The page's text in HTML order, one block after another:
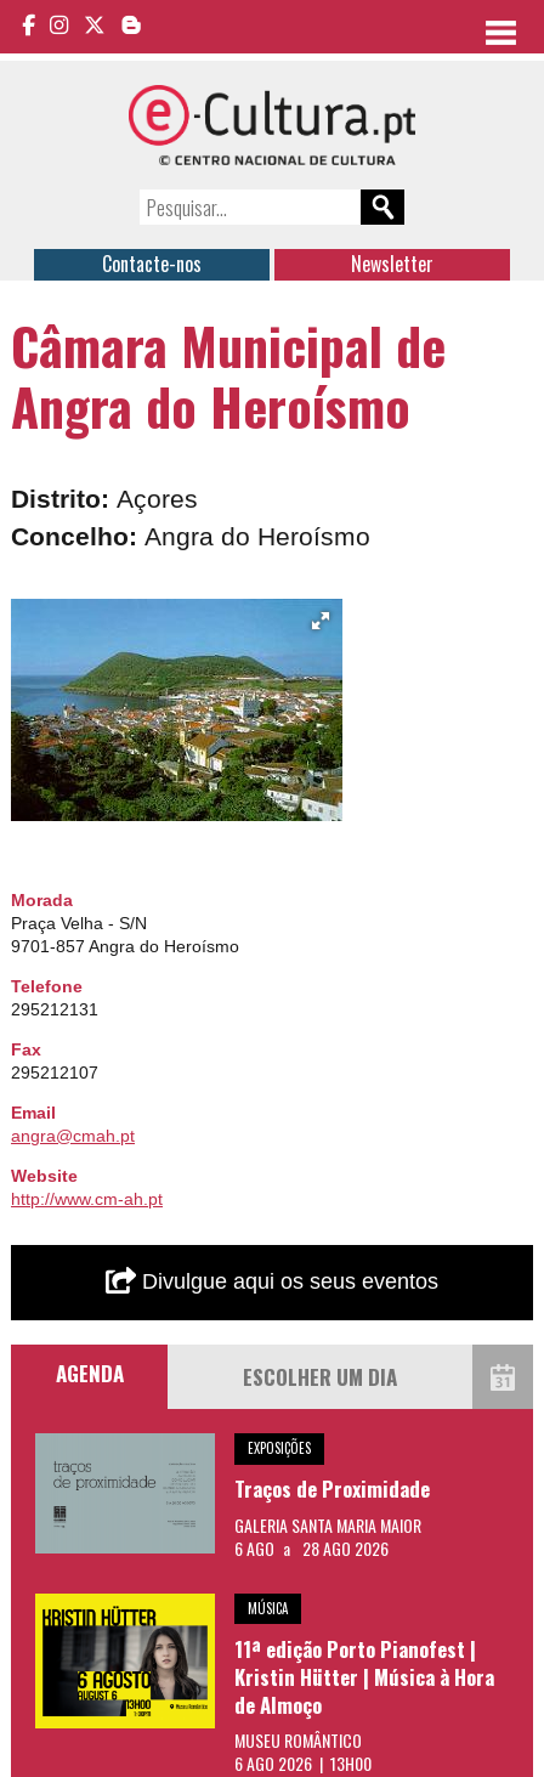
Contacte-nos Newsletter
Câmara Municipal de
Angra do Heroísmo
Distrito:Açores
Concelho:Angra do Heroísmo
Morada
Praça Velha - S/N
9701-857 Angra do Heroísmo
Telefone
295212131
Fax
295212107
Email
angra@cmah.pt
Website
http://www.cm-ah.pt
Divulgue aqui os seus eventos
AGENDA
EXPOSIÇÕES
Traços de Proximidade
GALERIA SANTA MARIA MAIOR
6 AGO a 28 AGO 2026
MÚSICA
11ª edição Porto Pianofest |
Kristin Hütter | Música à Hora
de Almoço
MUSEU ROMÂNTICO
6 AGO 2026 | 13H00